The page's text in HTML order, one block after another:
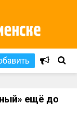
ещё до